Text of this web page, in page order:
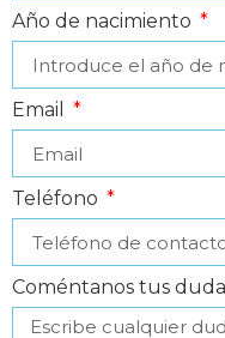
Año de nacimiento
Email
Teléfono
Coméntanos tus